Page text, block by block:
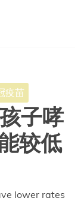
疫苗
子哮
较低
lower rates